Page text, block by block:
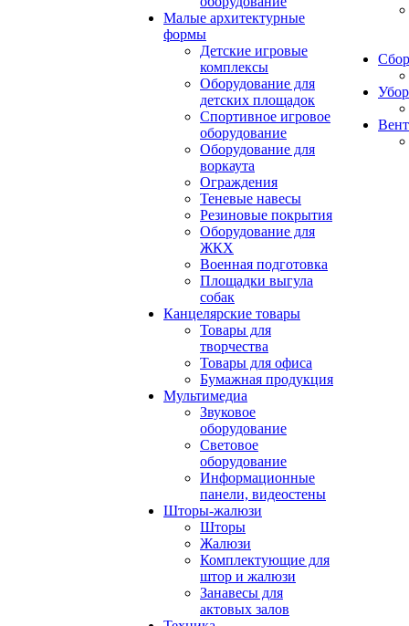
Малые архитектурные
формы
Детские игровые
комплексы
Оборудование для
детских площадок
Спортивное игровое
оборудование
Оборудование для
воркаута
Ограждения
Теневые навесы
Резиновые покрытия
Оборудование для
ЖКХ
Военная подготовка
Площадки выгула
собак
Канцелярские товары
Товары для
творчества
Товары для офиса
Бумажная продукция
Мультимедиа
Звуковое
оборудование
Световое
оборудование
Информационные
панели, видеостены
Шторы-жалюзи
Шторы
Жалюзи
Комплектующие для
штор и жалюзи
Занавесы для
актовых залов